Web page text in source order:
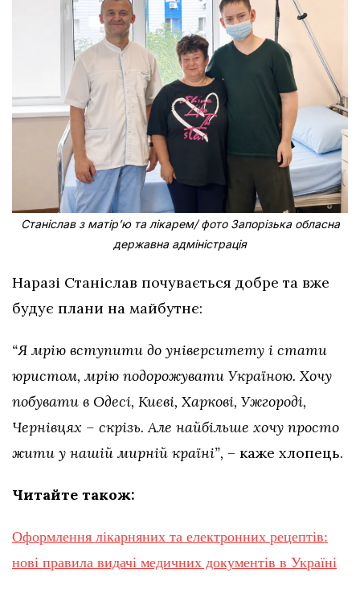
Станіслав з матірʼю та лікарем/ фото Запорізька обласна
державна адміністрація
Наразі Станіслав почувається добре та вже
будує плани на майбутнє:
“Я мрію вступити до університету і стати
юристом, мрію подорожувати Україною. Хочу
побувати в Одесі, Києві, Харкові, Ужгороді,
Чернівцях – скрізь. Але найбільше хочу просто
жити у нашій мирній країні”, – каже хлопець.
Читайте також:
Оформлення лікарняних та електронних рецептів:
нові правила видачі медичних документів в Україні